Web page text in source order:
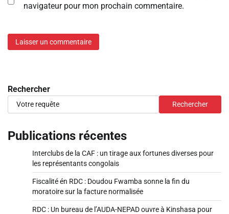
navigateur pour mon prochain commentaire.
Rechercher
Rechercher
Publications récentes
Interclubs de la CAF : un tirage aux fortunes diverses pour
les représentants congolais
Fiscalité én RDC : Doudou Fwamba sonne la fin du
moratoire sur la facture normalisée
RDC : Un bureau de l’AUDA-NEPAD ouvre à Kinshasa pour